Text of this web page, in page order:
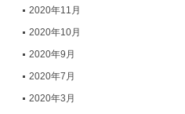
2020年11月
2020年10月
2020年9月
2020年7月
2020年3月